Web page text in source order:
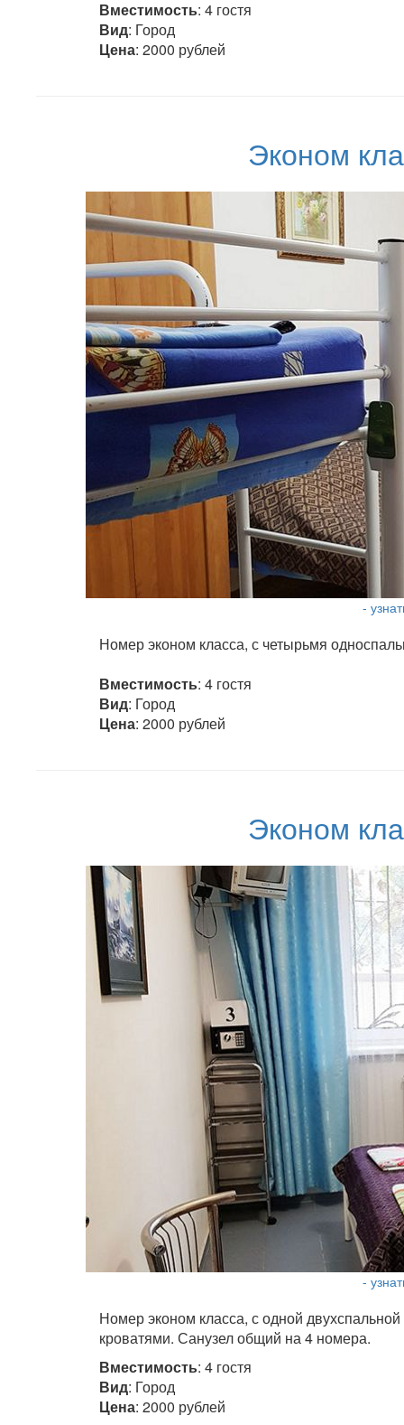
Вместимость: 4 гостя
Вид: Город
Цена: 2000 рублей
Эконом
-
Номер эконом класса, с четырьмя
Вместимость: 4 гостя
Вид: Город
Цена: 2000 рублей
Эконом
-
Номер эконом класса, с одной
кроватями. Санузел общий на 4 номера.
Вместимость: 4 гостя
Вид: Город
Цена: 2000 рублей